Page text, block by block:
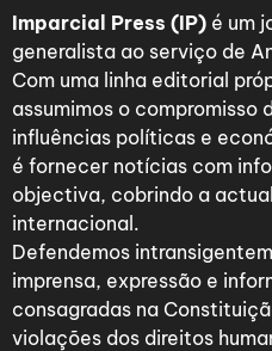
Imparcial Press (IP) é um
generalista ao serviço de
Com uma linha editorial
assumimos o compromisso
influências políticas e
é fornecer notícias com
objectiva, cobrindo a
internacional.
Defendemos
imprensa, expressão e
consagradas na
violações dos direitos